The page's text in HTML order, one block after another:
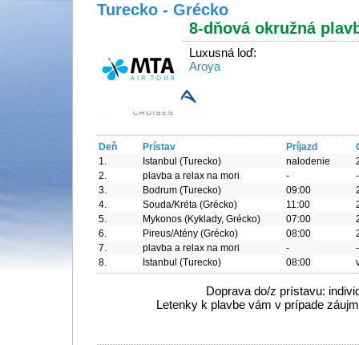
Turecko - Grécko
8-dňová okružná
Luxusná loď:
Aroya
Deň Prístav Príjazd
1.
Istanbul (Turecko) nalodenie
2.
plavba a relax na mori -
-
3.
Bodrum (Turecko) 09:00
4.
Souda/Kréta (Grécko) 11:00
5.
Mykonos (Kyklady, Grécko) 07:00
6.
Pireus/Atény (Grécko) 08:00
7.
plavba a relax na mori -
-
8.
Istanbul (Turecko) 08:00
Doprava do/z prístavu:
Letenky k plavbe vám v prípade